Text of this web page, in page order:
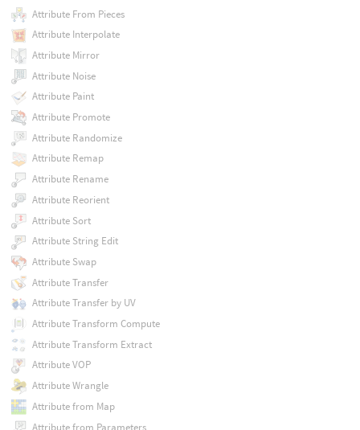
Attribute From Pieces
Attribute Interpolate
Attribute Mirror
Attribute Noise
Attribute Paint
Attribute Promote
Attribute Randomize
Attribute Remap
Attribute Rename
Attribute Reorient
Attribute Sort
Attribute String Edit
Attribute Swap
Attribute Transfer
Attribute Transfer by UV
Attribute Transform Compute
Attribute Transform Extract
Attribute VOP
Attribute Wrangle
Attribute from Map
Attribute from Parameters